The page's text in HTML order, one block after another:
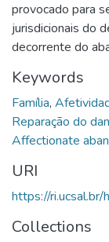
provocado para
jurisdicionais do
decorrente do
Keywords
Família,
Reparação do
Affectionate
URI
https://
Collections